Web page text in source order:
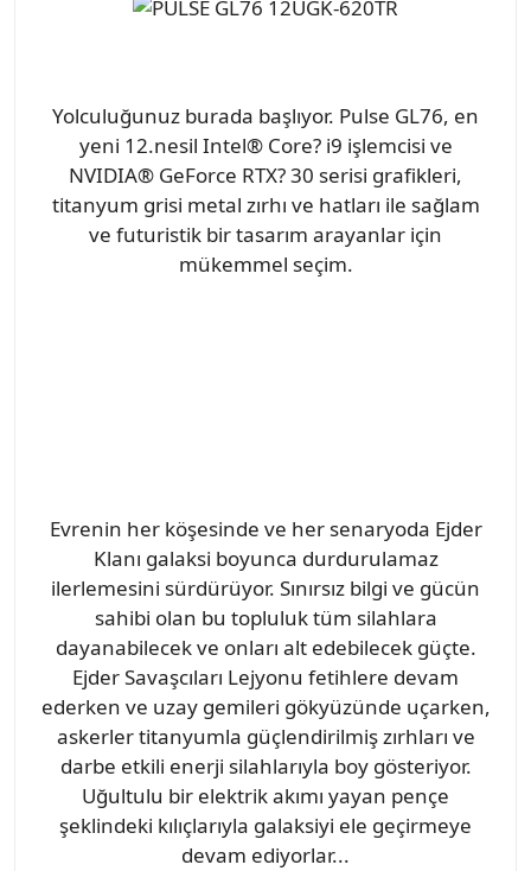
Yolculuğunuz burada başlıyor. Pulse GL76, en
yeni 12.nesil Intel® Core? i9 işlemcisi ve
NVIDIA® GeForce RTX? 30 serisi grafikleri,
titanyum grisi metal zırhı ve hatları ile sağlam
ve futuristik bir tasarım arayanlar için
mükemmel seçim.
Evrenin her köşesinde ve her senaryoda Ejder
Klanı galaksi boyunca durdurulamaz
ilerlemesini sürdürüyor. Sınırsız bilgi ve gücün
sahibi olan bu topluluk tüm silahlara
dayanabilecek ve onları alt edebilecek güçte.
Ejder Savaşcıları Lejyonu fetihlere devam
ederken ve uzay gemileri gökyüzünde uçarken,
askerler titanyumla güçlendirilmiş zırhları ve
darbe etkili enerji silahlarıyla boy gösteriyor.
Uğultulu bir elektrik akımı yayan pençe
şeklindeki kılıçlarıyla galaksiyi ele geçirmeye
devam ediyorlar...